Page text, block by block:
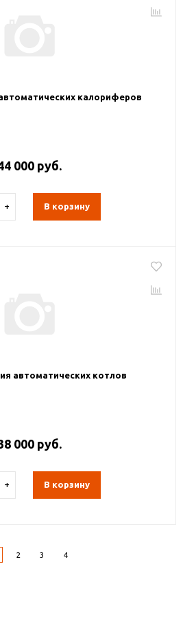
калориферов
000 руб.
+ В корзину
автоматических котлов
000 руб.
+ В корзину
2 3 4